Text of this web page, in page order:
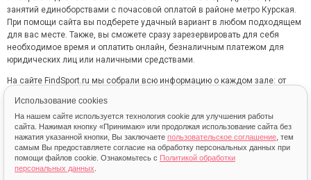
Использование cookies
На нашем сайте используется технология cookie для улучшения работы
сайта. Нажимая кнопку «Принимаю» или продолжая использование сайта без
нажатия указанной кнопки, Вы заключаете пользовательское соглашение , тем
самым Вы предоставляете согласие на обработку персональных данных при
помощи файлов cookie. Ознакомьтесь с Политикой обработки
персональных данных
занятий единоборствами с почасовой оплатой в районе метро Курская.
При помощи сайта вы подберете удачный вариант в любом подходящем
для вас месте. Также, вы сможете сразу зарезервировать для себя
необходимое время и оплатить онлайн, безналичным платежом для
юридических лиц или наличными средствами.
На сайте FindSport.ru мы собрали всю информацию о каждом зале: от